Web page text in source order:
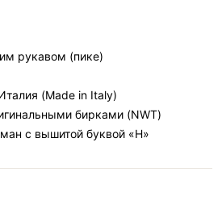
рукавом (пике)
(Made in Italy)
бирками (NWT)
с вышитой буквой «H»